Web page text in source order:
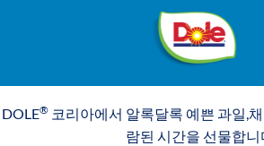
Dole®
Sunshine
코
리
아
제품
쿠킹 클
DOLE® 코리아에서 알록달록 예쁜 과일,
람된 시간을 선물합니